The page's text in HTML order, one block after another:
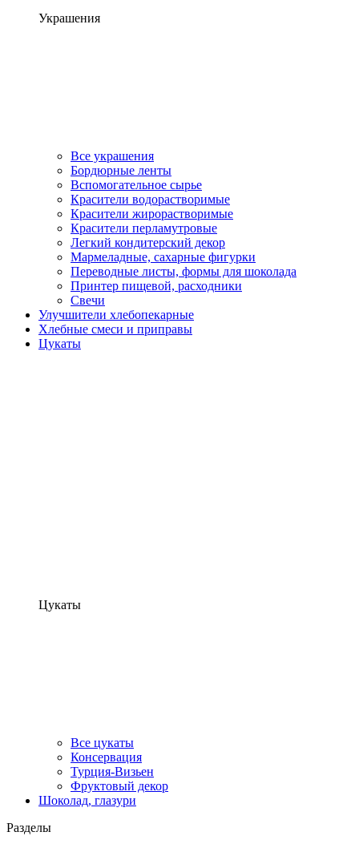
Украшения
Все украшения
Бордюрные ленты
Вспомогательное сырье
Красители водорастворимые
Красители жирорастворимые
Красители перламутровые
Легкий кондитерский декор
Мармеладные, сахарные фигурки
Переводные листы, формы для шоколада
Принтер пищевой, расходники
Свечи
Улучшители хлебопекарные
Хлебные смеси и приправы
Цукаты
Цукаты
Все цукаты
Консервация
Турция-Визьен
Фруктовый декор
Шоколад, глазури
Разделы